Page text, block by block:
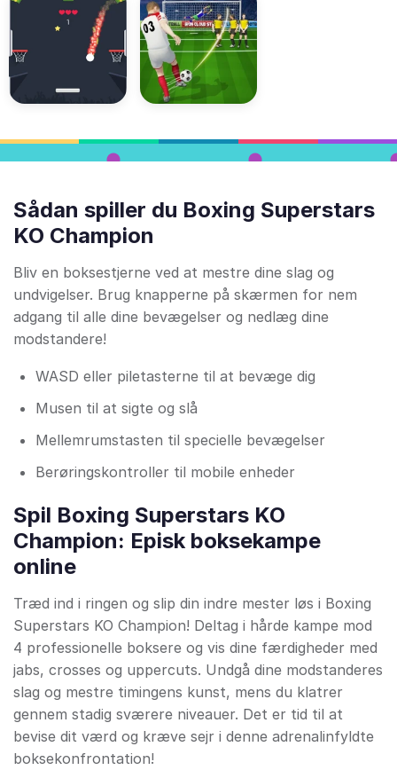
Sådan spiller du Boxing Superstars
KO Champion
Bliv en boksestjerne ved at mestre dine slag og
undvigelser. Brug knapperne på skærmen for nem
adgang til alle dine bevægelser og nedlæg dine
modstandere!
WASD eller piletasterne til at bevæge dig
Musen til at sigte og slå
Mellemrumstasten til specielle bevægelser
Berøringskontroller til mobile enheder
Spil Boxing Superstars KO
Champion: Episk boksekampe
online
Træd ind i ringen og slip din indre mester løs i Boxing
Superstars KO Champion! Deltag i hårde kampe mod
4 professionelle boksere og vis dine færdigheder med
jabs, crosses og uppercuts. Undgå dine modstanderes
slag og mestre timingens kunst, mens du klatrer
gennem stadig sværere niveauer. Det er tid til at
bevise dit værd og kræve sejr i denne adrenalinfyldte
boksekonfrontation!